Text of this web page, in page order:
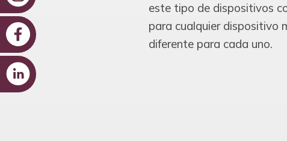
este tipo de dispositivos
para cualquier dispositivo
diferente para cada uno.